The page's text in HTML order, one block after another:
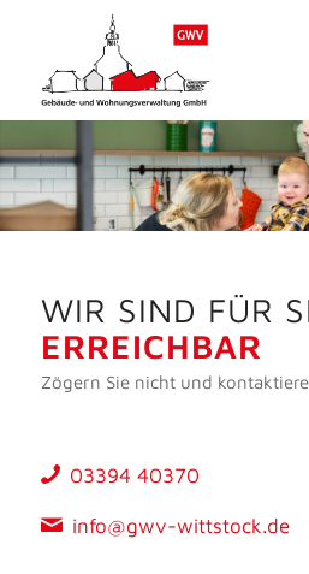
WIR SIND FÜR
ERREICHBAR
Zögern Sie nicht und
03394 40370
info@gwv-wittstock.de